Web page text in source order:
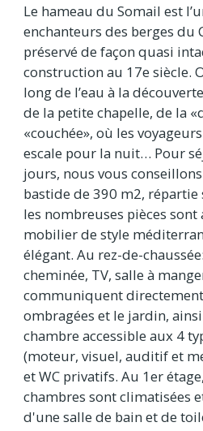
Le hameau du Somail est
enchanteurs des berges du
préservé de façon quasi
construction au 17e siècle.
long de l’eau à la
de la petite chapelle, de la
«couchée», où les
escale pour la nuit… Pour
jours, nous vous
bastide de 390 m2, répartie
les nombreuses pièces sont
mobilier de style
élégant. Au rez-de-
cheminée, TV, salle à
communiquent directement
ombragées et le jardin, ainsi
chambre accessible aux 4
(moteur, visuel, auditif et
et WC privatifs. Au 1er
chambres sont climatisées
d'une salle de bain et de